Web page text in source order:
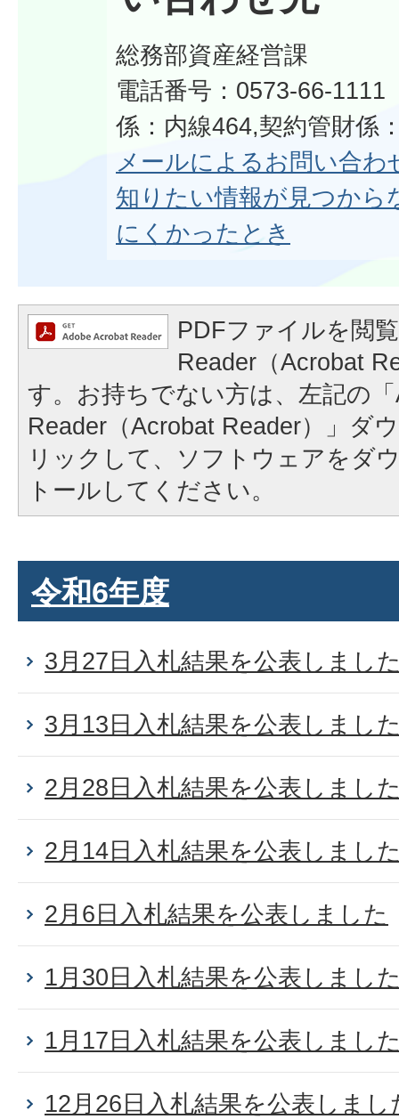
総務部資産経営課
電話番号：0573-66-1111
係：内線464,契約管財係
メールによるお問い合わ
知りたい情報が見つから
にくかったとき
PDFファイルを閲
Reader（Acrobat
す。お持ちでない方は、左記の
Reader（Acrobat Reader）」ダ
リックして、ソフトウェアをダ
トールしてください。
令和6年度
3月27日入札結果を公表しまし
3月13日入札結果を公表しまし
2月28日入札結果を公表しまし
2月14日入札結果を公表しまし
2月6日入札結果を公表しました
1月30日入札結果を公表しまし
1月17日入札結果を公表しまし
12月26日入札結果を公表しまし